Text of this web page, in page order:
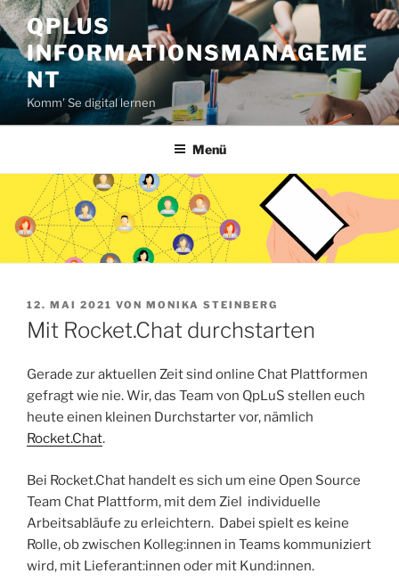
Zum
Inhalt
springen
QPLUS
INFORMATIONSMANAGEME
NT
Komm' Se digital lernen
Menü
VERÖFFENTLICHT
AM
12. MAI 2021 VON MONIKA STEINBERG
Mit Rocket.Chat durchstarten
Gerade zur aktuellen Zeit sind online Chat Plattformen
gefragt wie nie. Wir, das Team von QpLuS stellen euch
heute einen kleinen Durchstarter vor, nämlich
Rocket.Chat.
Bei Rocket.Chat handelt es sich um eine Open Source
Team Chat Plattform, mit dem Ziel individuelle
Arbeitsabläufe zu erleichtern. Dabei spielt es keine
Rolle, ob zwischen Kolleg:innen in Teams kommuniziert
wird, mit Lieferant:innen oder mit Kund:innen.